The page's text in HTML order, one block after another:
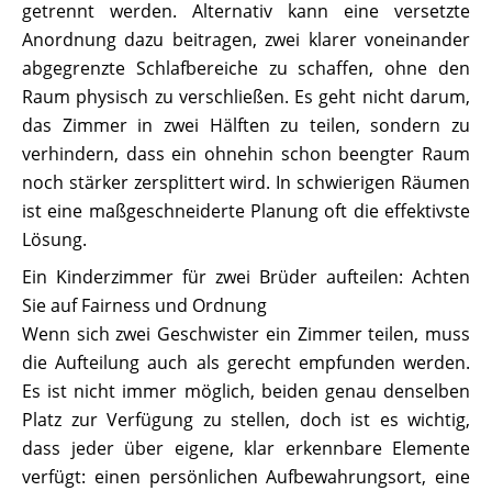
getrennt werden. Alternativ kann eine versetzte
Anordnung dazu beitragen, zwei klarer voneinander
abgegrenzte Schlafbereiche zu schaffen, ohne den
Raum physisch zu verschließen. Es geht nicht darum,
das Zimmer in zwei Hälften zu teilen, sondern zu
verhindern, dass ein ohnehin schon beengter Raum
noch stärker zersplittert wird. In schwierigen Räumen
ist eine maßgeschneiderte Planung oft die effektivste
Lösung.
Ein Kinderzimmer für zwei Brüder aufteilen: Achten
Sie auf Fairness und Ordnung
Wenn sich zwei Geschwister ein Zimmer teilen, muss
die Aufteilung auch als gerecht empfunden werden.
Es ist nicht immer möglich, beiden genau denselben
Platz zur Verfügung zu stellen, doch ist es wichtig,
dass jeder über eigene, klar erkennbare Elemente
verfügt: einen persönlichen Aufbewahrungsort, eine